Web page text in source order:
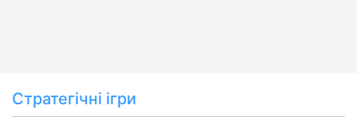
Стратегічні ігри